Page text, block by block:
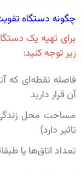
چگونه دستگاه
برای تهیه یک
زیر توجه کنید:
فاصله نقطه‌ای که
آن قرار دارید
مساحت محل زندگی
تاثیر دارد)
تعداد اتاق‌ها یا